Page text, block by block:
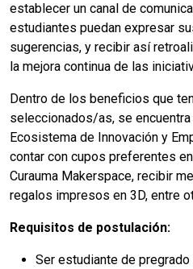
establecer un canal de
estudiantes puedan expresar
sugerencias, y recibir así
la mejora continua de las
Dentro de los beneficios que
seleccionados/as, se
Ecosistema de Innovación y
contar con cupos preferentes
Curauma Makerspace, recibir
regalos impresos en 3D, entre
Requisitos de postulación:
Ser estudiante de